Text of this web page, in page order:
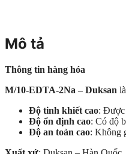
Mô tả
Thông tin hàng hóa
M/10-EDTA-2Na – Duksan
Độ tinh khiết cao: Được
Độ ổn định cao: Có độ
Độ an toàn cao: Không